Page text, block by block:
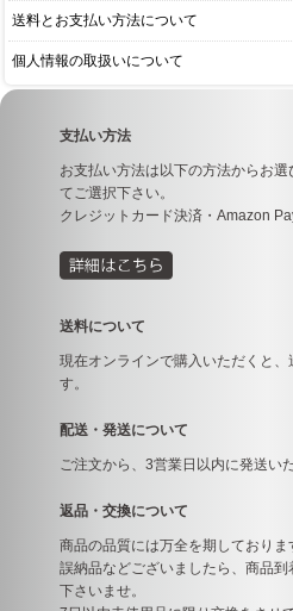
送料とお支払い方法について
個人情報の取扱いについて
支払い方法
お支払い方法は以下の方法からお
てご選択下さい。
クレジットカード決済・Amazon
送料について
現在オンラインで購入いただくと、
す。
配送・発送について
ご注文から、3営業日以内に発送い
返品・交換について
商品の品質には万全を期しておりま
誤納品などございましたら、商品
下さいませ。